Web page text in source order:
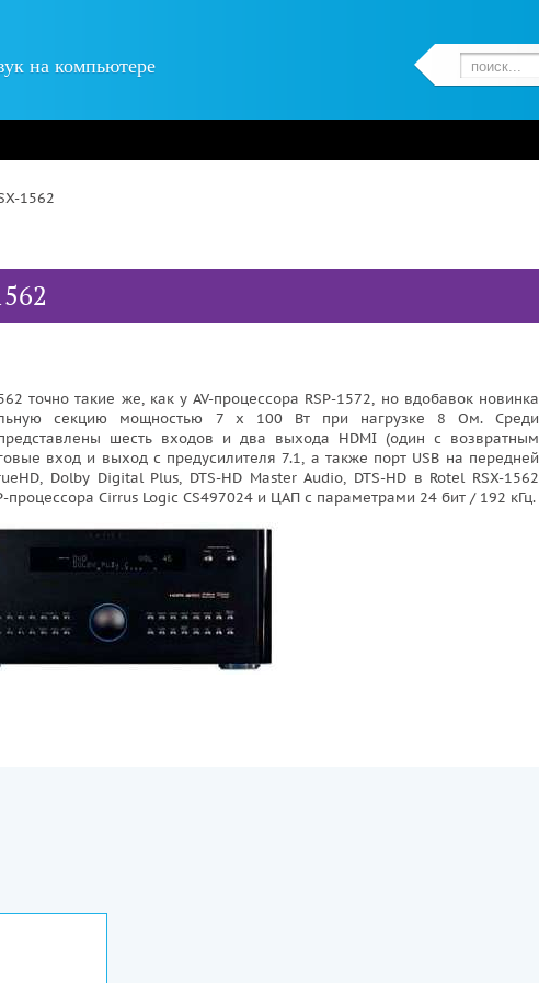
на компьютере
1562
точно такие же, как у AV-процессора RSP-1572, но вдобавок новинка
секцию мощностью 7 х 100 Вт при нагрузке 8 Ом. Среди
шесть входов и два выхода HDMI (один с возвратным
вход и выход с предусилителя 7.1, а также порт USB на передней
Dolby Digital Plus, DTS-HD Master Audio, DTS-HD в Rotel RSX-1562
Cirrus Logic CS497024 и ЦАП с параметрами 24 бит / 192 кГц.